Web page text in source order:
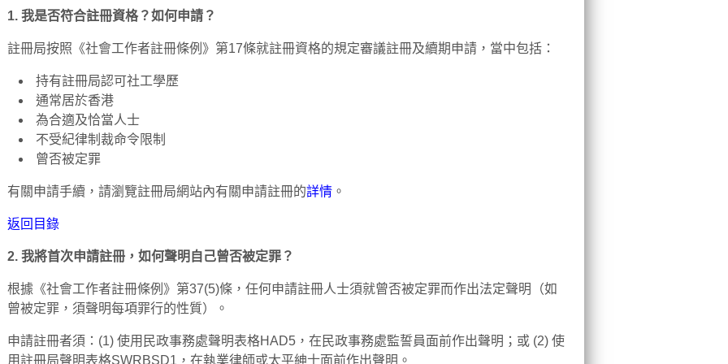
1. 我是否符合註冊資格？如何申請？
註冊局按照《社會工作者註冊條例》第17條就註冊資格的規定審議註冊及續期申請，當中包括：
持有註冊局認可社工學歷
通常居於香港
為合適及恰當人士
不受紀律制裁命令限制
曾否被定罪
有關申請手續，請瀏覽註冊局網站內有關申請註冊的詳情 。
返回目錄
2. 我將首次申請註冊，如何聲明自己曾否被定罪？
根據《社會工作者註冊條例》第37(5)條，任何申請註冊人士須就曾否被定罪而作出法定聲明（如
曾被定罪，須聲明每項罪行的性質）。
申請註冊者須：(1) 使用民政事務處聲明表格HAD5，在民政事務處監誓員面前作出聲明；或 (2) 使
用註冊局聲明表格SWRBSD1，在執業律師或太平紳士面前作出聲明。